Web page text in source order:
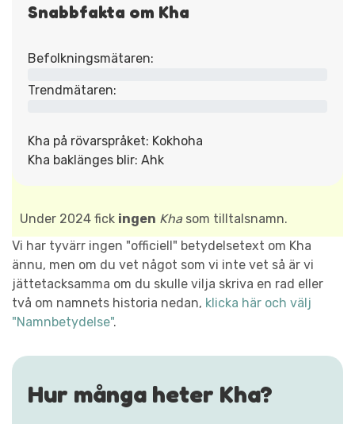
Snabbfakta om Kha
Befolkningsmätaren:
Trendmätaren:
Kha på rövarspråket: Kokhoha
Kha baklänges blir: Ahk
Under 2024 fick ingen Khasom tilltalsnamn.
Vi har tyvärr ingen "officiell" betydelsetext om Kha
ännu, men om du vet något som vi inte vet så är vi
jättetacksamma om du skulle vilja skriva en rad eller
två om namnets historia nedan, klicka här och välj
"Namnbetydelse".
Hur många heter Kha?